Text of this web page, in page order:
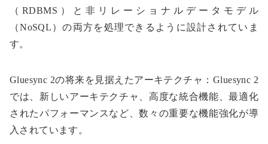
（RDBMS）と非リレーショナルデータモデル
（NoSQL）の両方を処理できるように設計されていま
す。
Gluesync 2の将来を見据えたアーキテクチャ：Gluesync 2
では、新しいアーキテクチャ、高度な統合機能、最適化
されたパフォーマンスなど、数々の重要な機能強化が導
入されています。